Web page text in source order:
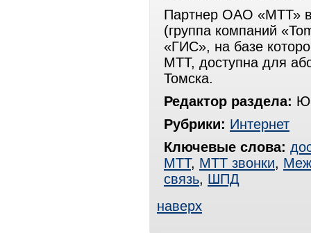
Партнер ОАО «МТТ»
(группа компаний
«ГИС», на базе
МТТ, доступна для
Томска.
Редактор раздела:
Рубрики: Интернет
Ключевые слова:
МТТ, МТТ звонки,
связь, ШПД
наверх